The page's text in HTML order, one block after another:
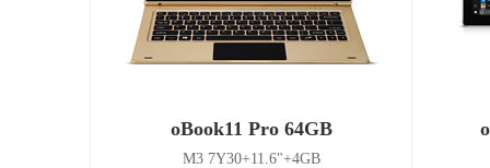
oBook11 Pro 64GB
M3 7Y30+11.6"+4GB